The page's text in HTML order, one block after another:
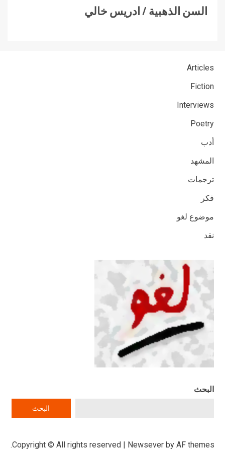
السن الذهبية / ادريس خالي
Articles
Fiction
Interviews
Poetry
أدب
المشهد
ترجمات
فكر
موضوع لغو
نقد
البحث
البحث
Copyright © All rights reserved | Newsever by AF themes.